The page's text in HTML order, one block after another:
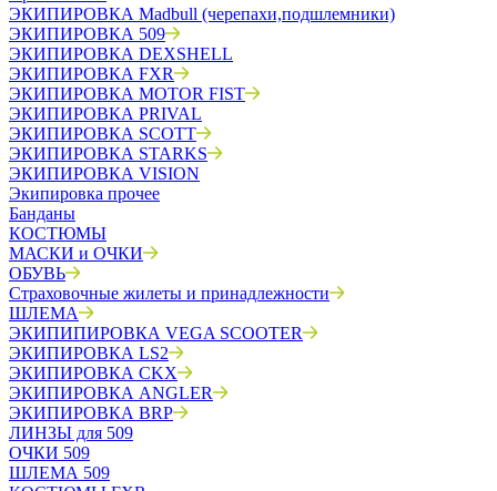
ЭКИПИРОВКА Madbull (черепахи,подшлемники)
ЭКИПИРОВКА 509
ЭКИПИРОВКА DEXSHELL
ЭКИПИРОВКА FXR
ЭКИПИРОВКА MOTOR FIST
ЭКИПИРОВКА PRIVAL
ЭКИПИРОВКА SCOTT
ЭКИПИРОВКА STARKS
ЭКИПИРОВКА VISION
Экипировка прочее
Банданы
КОСТЮМЫ
МАСКИ и ОЧКИ
ОБУВЬ
Страховочные жилеты и принадлежности
ШЛЕМА
ЭКИПИПИРОВКА VEGA SCOOTER
ЭКИПИРОВКА LS2
ЭКИПИРОВКА CKX
ЭКИПИРОВКА ANGLER
ЭКИПИРОВКА BRP
ЛИНЗЫ для 509
ОЧКИ 509
ШЛЕМА 509